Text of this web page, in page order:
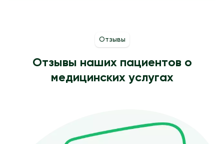
Отзывы
Отзывы наших пациентов о
медицинских услугах